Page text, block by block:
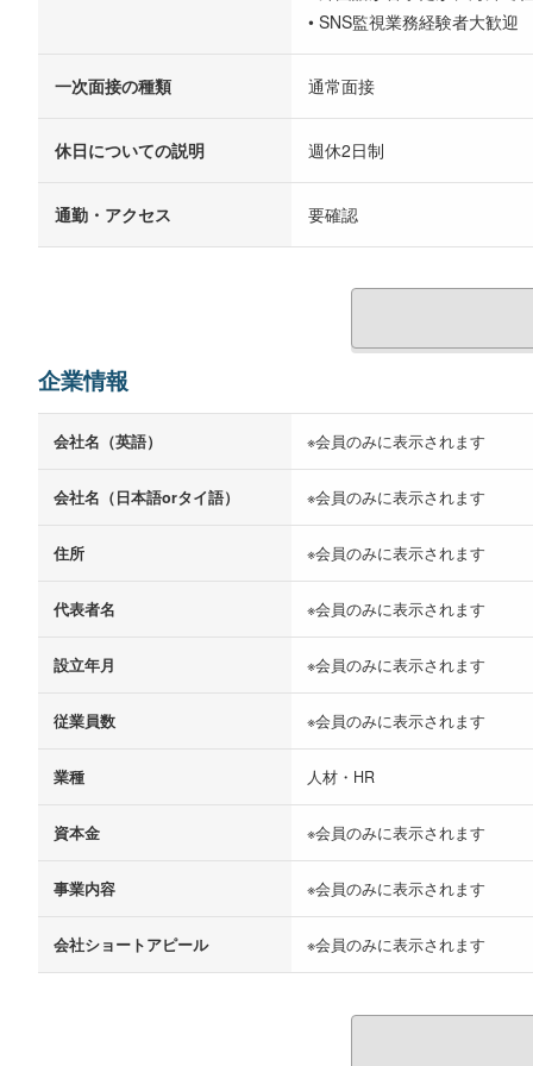
• SNS監視業務経験者大歓迎
一次面接の種類 通常面接
休日についての説明 週休2日制
通勤・アクセス 要確認
企業情報
会社名（英語） ※会員のみに表示されます
会社名（日本語orタイ語） ※会員のみに表示されます
住所 ※会員のみに表示されます
代表者名 ※会員のみに表示されます
設立年月 ※会員のみに表示されます
従業員数 ※会員のみに表示されます
業種 人材・HR
資本金 ※会員のみに表示されます
事業内容 ※会員のみに表示されます
会社ショートアピール ※会員のみに表示されます